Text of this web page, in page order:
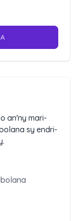
an'ny mari-
sy endri-